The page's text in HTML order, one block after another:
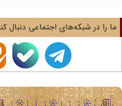
را در شبکه‌های اجتماعی دنبال کنید